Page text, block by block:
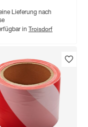
Lieferung nach
in Troisdorf